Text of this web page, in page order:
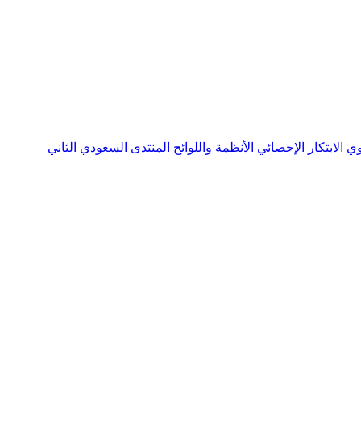
الابتكار الإحصائي الأنظمة واللوائح المنتدى السعودي الثاني